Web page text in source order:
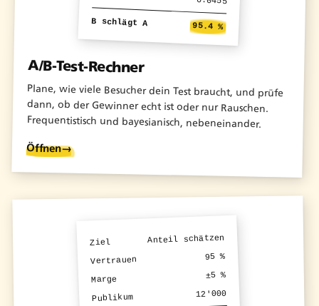
B schlägt A 95.4 %
A/B-Test-Rechner
Plane, wie viele Besucher dein Test braucht, und prüfe
dann, ob der Gewinner echt ist oder nur Rauschen.
Frequentistisch und bayesianisch, nebeneinander.
Öffnen→
Ziel Anteil schätzen
Vertrauen 95 %
Marge ±5 %
Publikum 12'000